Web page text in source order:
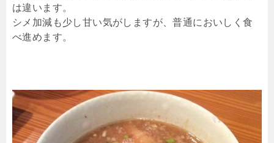
は違います。
シメ加減も少し甘い気がしますが、普通においしく食
べ進めます。